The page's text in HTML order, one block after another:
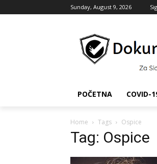
Sunday, August 9, 2026
POČETNA COVID-
Home Tags Ospice
Tag: Ospice